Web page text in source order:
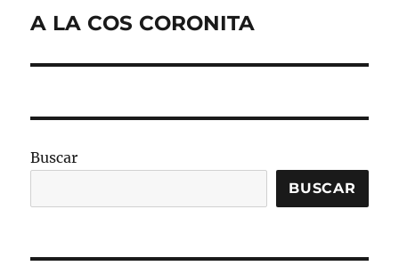
Entrada
A LA COS CORONITA
Buscar
BUSCAR